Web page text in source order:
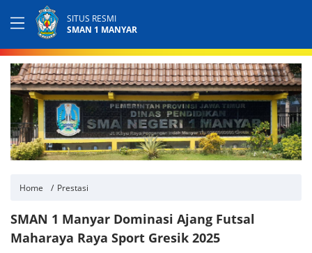
SITUS RESMI
SMAN 1 MANYAR
Home Prestasi
SMAN 1 Manyar Dominasi Ajang Futsal
Maharaya Raya Sport Gresik 2025